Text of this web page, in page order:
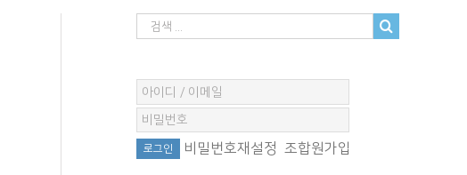
비밀번호재설정 조합원가입